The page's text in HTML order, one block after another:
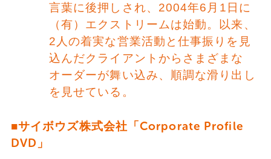
言葉に後押しされ、2004年6月1日に
（有）エクストリームは始動。以来、
2人の着実な営業活動と仕事振りを見
込んだクライアントからさまざまな
オーダーが舞い込み、順調な滑り出し
を見せている。
■サイボウズ株式会社「Corporate Profile
DVD」